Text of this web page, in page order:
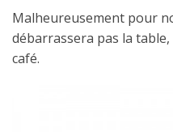
Malheureusement pour
débarrassera pas la
café.